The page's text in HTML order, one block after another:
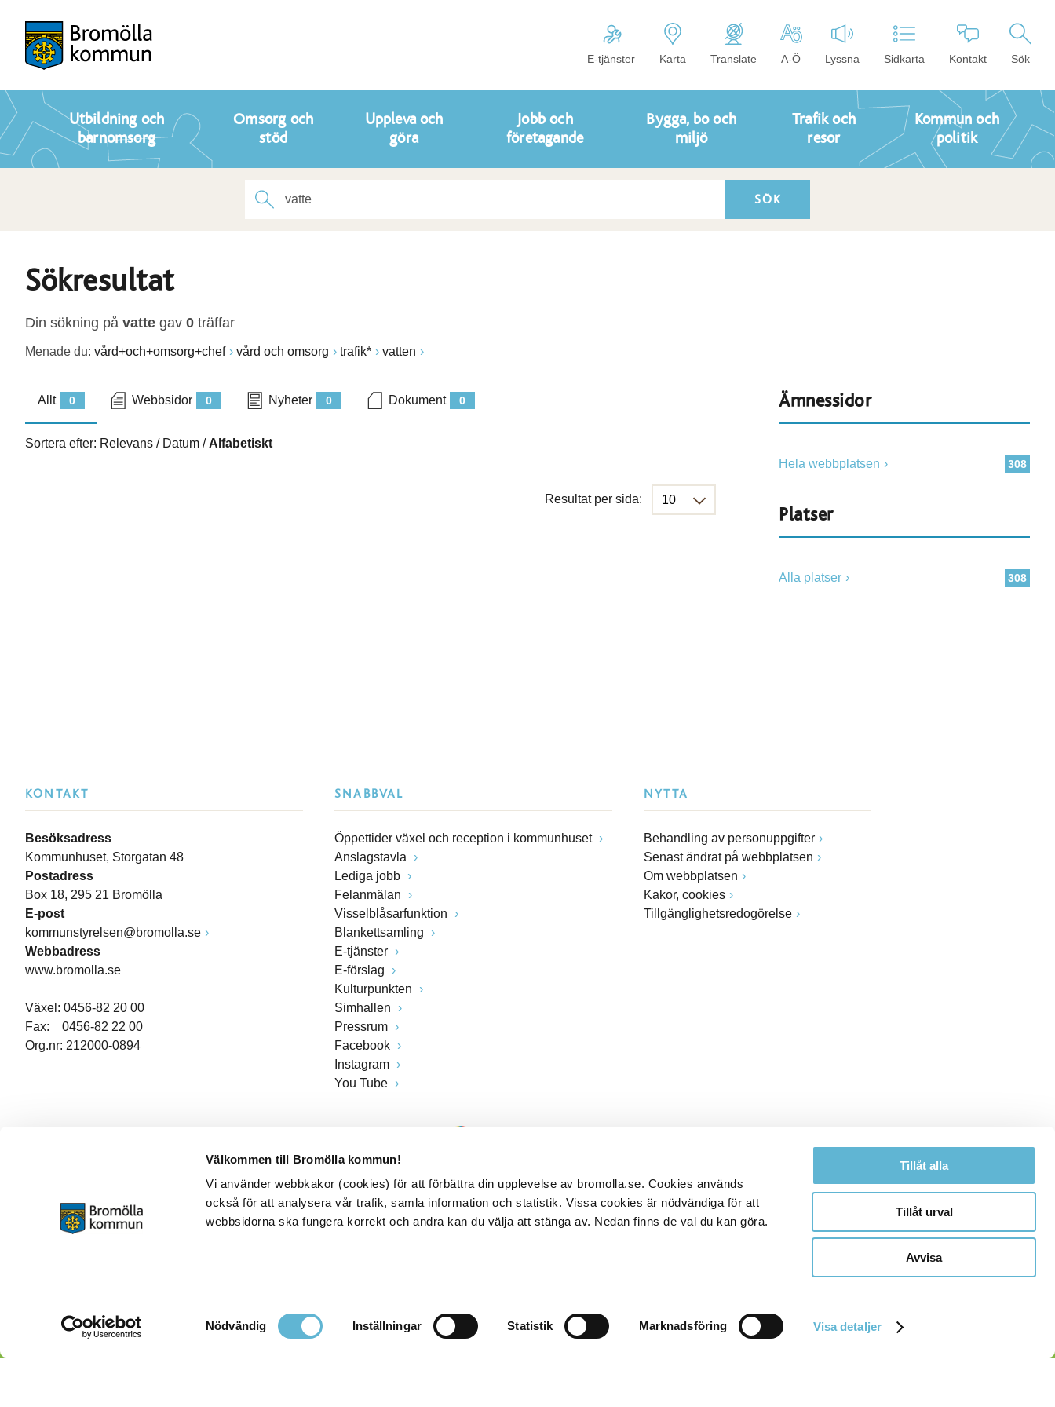
Välkommen till Bromölla kommun!
Vi använder webbkakor (cookies) för att förbättra din upplevelse av bromolla.se. Cookies används
också för att analysera vår trafik, samla information och statistik. Vissa cookies är nödvändiga för att
webbsidorna ska fungera korrekt och andra kan du välja att stänga av. Nedan finns de val du kan göra.
Samtyckesval
Nödvändig Inställningar Statistik Marknadsföring Visa detaljer
Tillåt alla
Tillåt urval
Avvisa
E-tjänster Karta Translate A-Ö Lyssna Sidkarta Kontakt Sök
Utbildning och
barnomsorg
Omsorg och
stöd
Uppleva och
göra
Jobb och
företagande
Bygga, bo och
miljö
Trafik och
resor
Kommun och
politik
Sökresultat
Din sökning på vatte gav 0 träffar
Menade du: vård+och+omsorg+chef vård och omsorg trafik* vatten
0
Allt 0
Webbsidor 0
Nyheter 0
Dokument
Sortera efter: Relevans / Datum / Alfabetiskt
Resultat per sida:
Ämnessidor
308
Hela webbplatsen
Platser
308
Alla platser
KONTAKT
Besöksadress
Kommunhuset, Storgatan 48
Postadress
Box 18, 295 21 Bromölla
E-post
kommunstyrelsen@bromolla.se
Webbadress
www.bromolla.se
Växel: 0456-82 20 00
Fax: 0456-82 22 00
Org.nr: 212000-0894
SNABBVAL
Öppettider växel och reception i kommunhuset
Anslagstavla
Lediga jobb
Felanmälan
Visselblåsarfunktion
Blankettsamling
E-tjänster
E-förslag
Kulturpunkten
Simhallen
Pressrum
Facebook
Instagram
You Tube
NYTTA
Behandling av personuppgifter
Senast ändrat på webbplatsen
Om webbplatsen
Kakor, cookies
Tillgänglighetsredogörelse